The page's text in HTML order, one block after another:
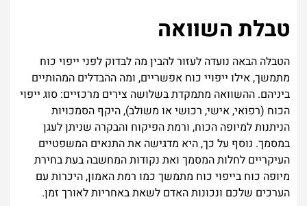
טבלת השוואה
הטבלה הבאה נועדה לעזור להבין מה לבדוק לפני ייפוי כוח
מתמשך, אילו ייפויי כוח אפשריים, ומה ההבדלים המהותיים
ביניהם. ההשוואה מתמקדת בשלושה צירים מרכזיים: סוג ייפוי
הכוח (רפואי, אישי, רכושי או משולב), היקף הסמכויות
הניתנות למיופה הכוח, ורמת הפיקוח והבקרה שניתן לעגן
במסמך. נוסף על כך, היא מדגישה את התנאים המשפטיים
העיקריים לחלות המסמך ואת נקודות המחשבה בעת בחירת
מיופה כוח בייפוי כוח מתמשך כמו רמת האמון, היכרות עם
הערכים שלכם ונכונות האדם לשאת באחריות לאורך זמן.